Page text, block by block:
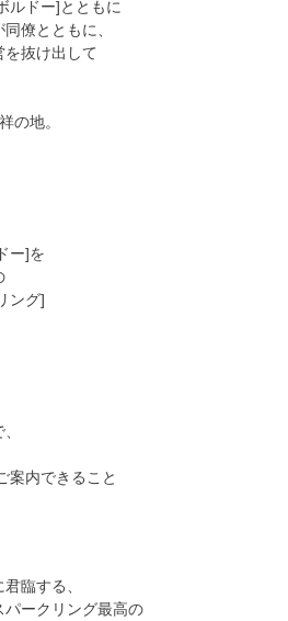
ルドー]とともに
僚とともに、
抜け出して
の地。
ー]を
ング]
案内できること
臨する、
パークリング最高の